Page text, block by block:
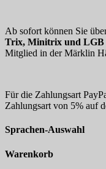
Ab sofort können Sie
Trix, Minitrix und LGB
Mitglied in der Märklin
Für die Zahlungsart
Zahlungsart von 5% auf
Sprachen-Auswahl
Warenkorb